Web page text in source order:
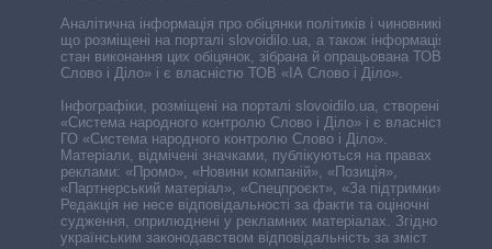
Аналітична інформація про обіцянки політиків і чиновників,
що розміщені на порталі slovoidilo.ua, а також інформація про
стан виконання цих обіцянок, зібрана й опрацьована ТОВ «ІА
Слово і Діло» і є власністю ТОВ «ІА Слово і Діло».
Інфографіки, розміщені на порталі slovoidilo.ua, створені ГО
«Система народного контролю Слово і Діло» і є власністю
ГО «Система народного контролю Слово і Діло».
Матеріали, відмічені значками, публікуються на правах
реклами: «Промо», «Новини компаній», «Позиція»,
«Партнерський матеріал», «Спецпроєкт», «За підтримки».
Редакція не несе відповідальності за факти та оціночні
судження, оприлюднені у рекламних матеріалах. Згідно з
українським законодавством відповідальність за зміст